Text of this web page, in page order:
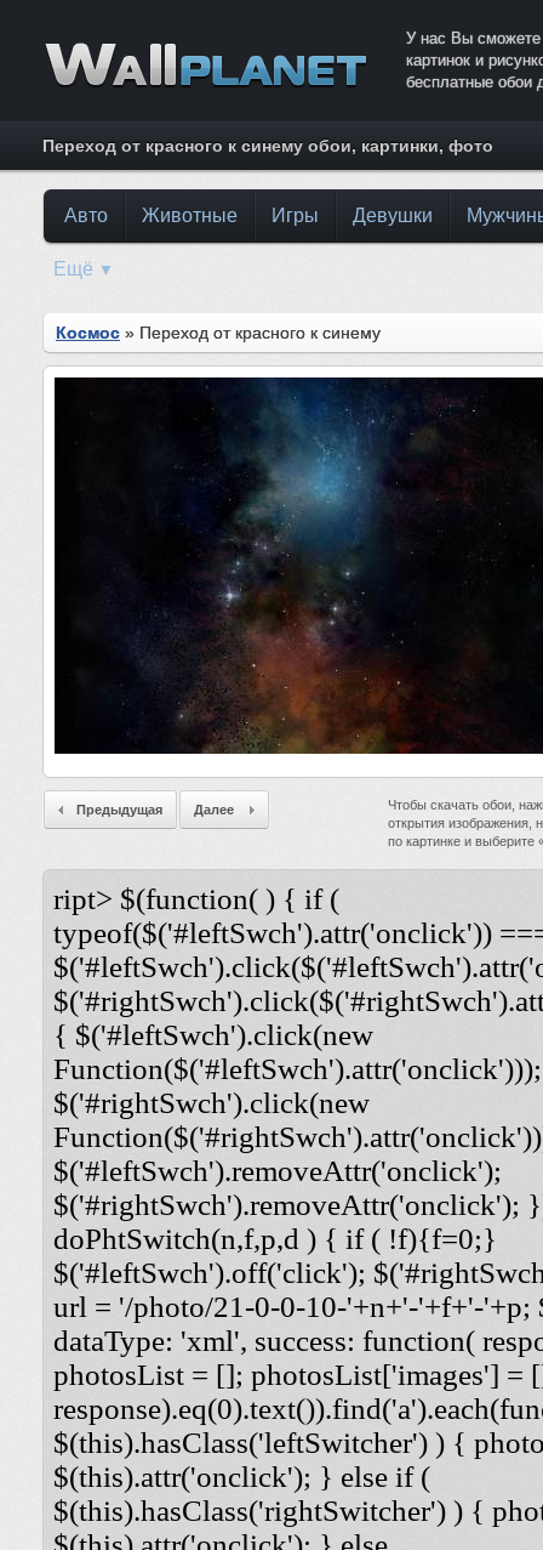
У нас Вы сможете
картинок и
бесплатные обои
Переход от красного к синему обои, картинки, фото
Авто Животные Игры Девушки
Ещё ▼
Космос » Переход от красного к синему
Чтобы скачать обои,
открытия изображения,
по картинке и
Предыдущая Далее
ript> $(function( ) { if (
typeof($('#leftSwch').attr('onclick'))
{ $('#leftSwch').click(new
Function($('#leftSwch').attr('onclick')));
$('#rightSwch').click(new
$('#leftSwch').removeAttr('onclick');
$('#rightSwch').removeAttr('onclick');
doPhtSwitch(n,f,p,d ) { if ( !f){f=0;}
$('#leftSwch').off('click');
url = '/photo/21-0-0-10-'+n+'-'+f+'-'+p;
dataType: 'xml', success: function(
photosList = []; photosList['images'] =
$(this).hasClass('leftSwitcher') ) {
$(this).attr('onclick'); } else if (
$(this).hasClass('rightSwitcher') ) {